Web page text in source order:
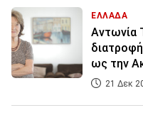
ΕΛΛΑΔΑ
Αντωνία
ως την
21 Δεκ